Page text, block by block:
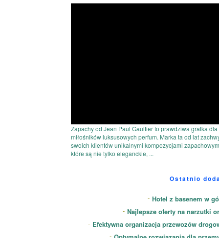
Zapachy od Jean Paul Gaultier to prawdziwa gratka dla
miłośników luksusowych perfum. Marka ta od lat
swoich klientów unikalnymi kompozycjami
które są nie tylko eleganckie, ...
Ostatnio
Hotel z basenem w
Najlepsze oferty na narzutki
Efektywna organizacja przewozów